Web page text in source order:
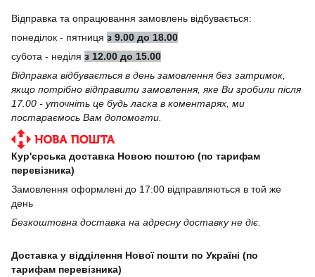
Відправка та опрацювання замовлень відбувається:
понеділок - пятниця з 9.00 до 18.00
субота - неділя з 12.00 до 15.00
Відправка відбувається в день замовлення без затримок,
якщо потрібно відправити замовлення, яке Ви зробили після
17.00 - уточніть це будь ласка в коментарях, ми
постараємось Вам допомогти.
Кур'єрська доставка Новою поштою (по тарифам
перевізника)
Замовлення оформлені до 17:00 відправляються в той же
день
Безкоштовна доставка на адресну доставку не діє.
Доставка у відділення Нової пошти по Україні (по
тарифам перевізника)